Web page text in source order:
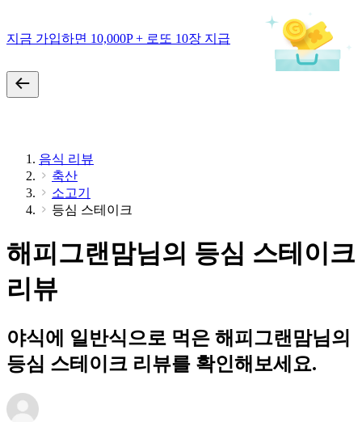
지금 가입하면 10,000P + 로또 10장 지급
음식 리뷰
축산
소고기
등심 스테이크
해피그랜맘님의 등심 스테이크
리뷰
야식에 일반식으로 먹은 해피그랜맘님의
등심 스테이크 리뷰를 확인해보세요.